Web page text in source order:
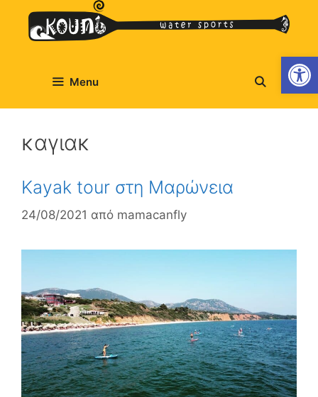
Menu
καγιακ
Kayak tour στη Μαρώνεια
24/08/2021 από mamacanfly